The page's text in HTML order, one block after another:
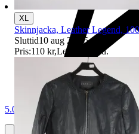
5.0
XL
Skinnjacka, Leather Legend,
Sluttid10 aug 20:25.
Pris:110 kr,Ledande bud.